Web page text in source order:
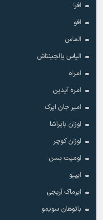
افرا
افو
الماس
الیاس یالچینتاش
امراه
امره آیدین
امیر جان ایرک
اوزان بایراشا
اوزان کوچر
اومیت بسن
ایپیو
ایرماک آریجی
باتوهان سویمو